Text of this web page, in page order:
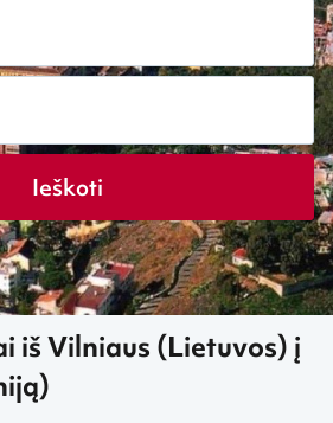
Ieškoti
iš Vilniaus (Lietuvos) į